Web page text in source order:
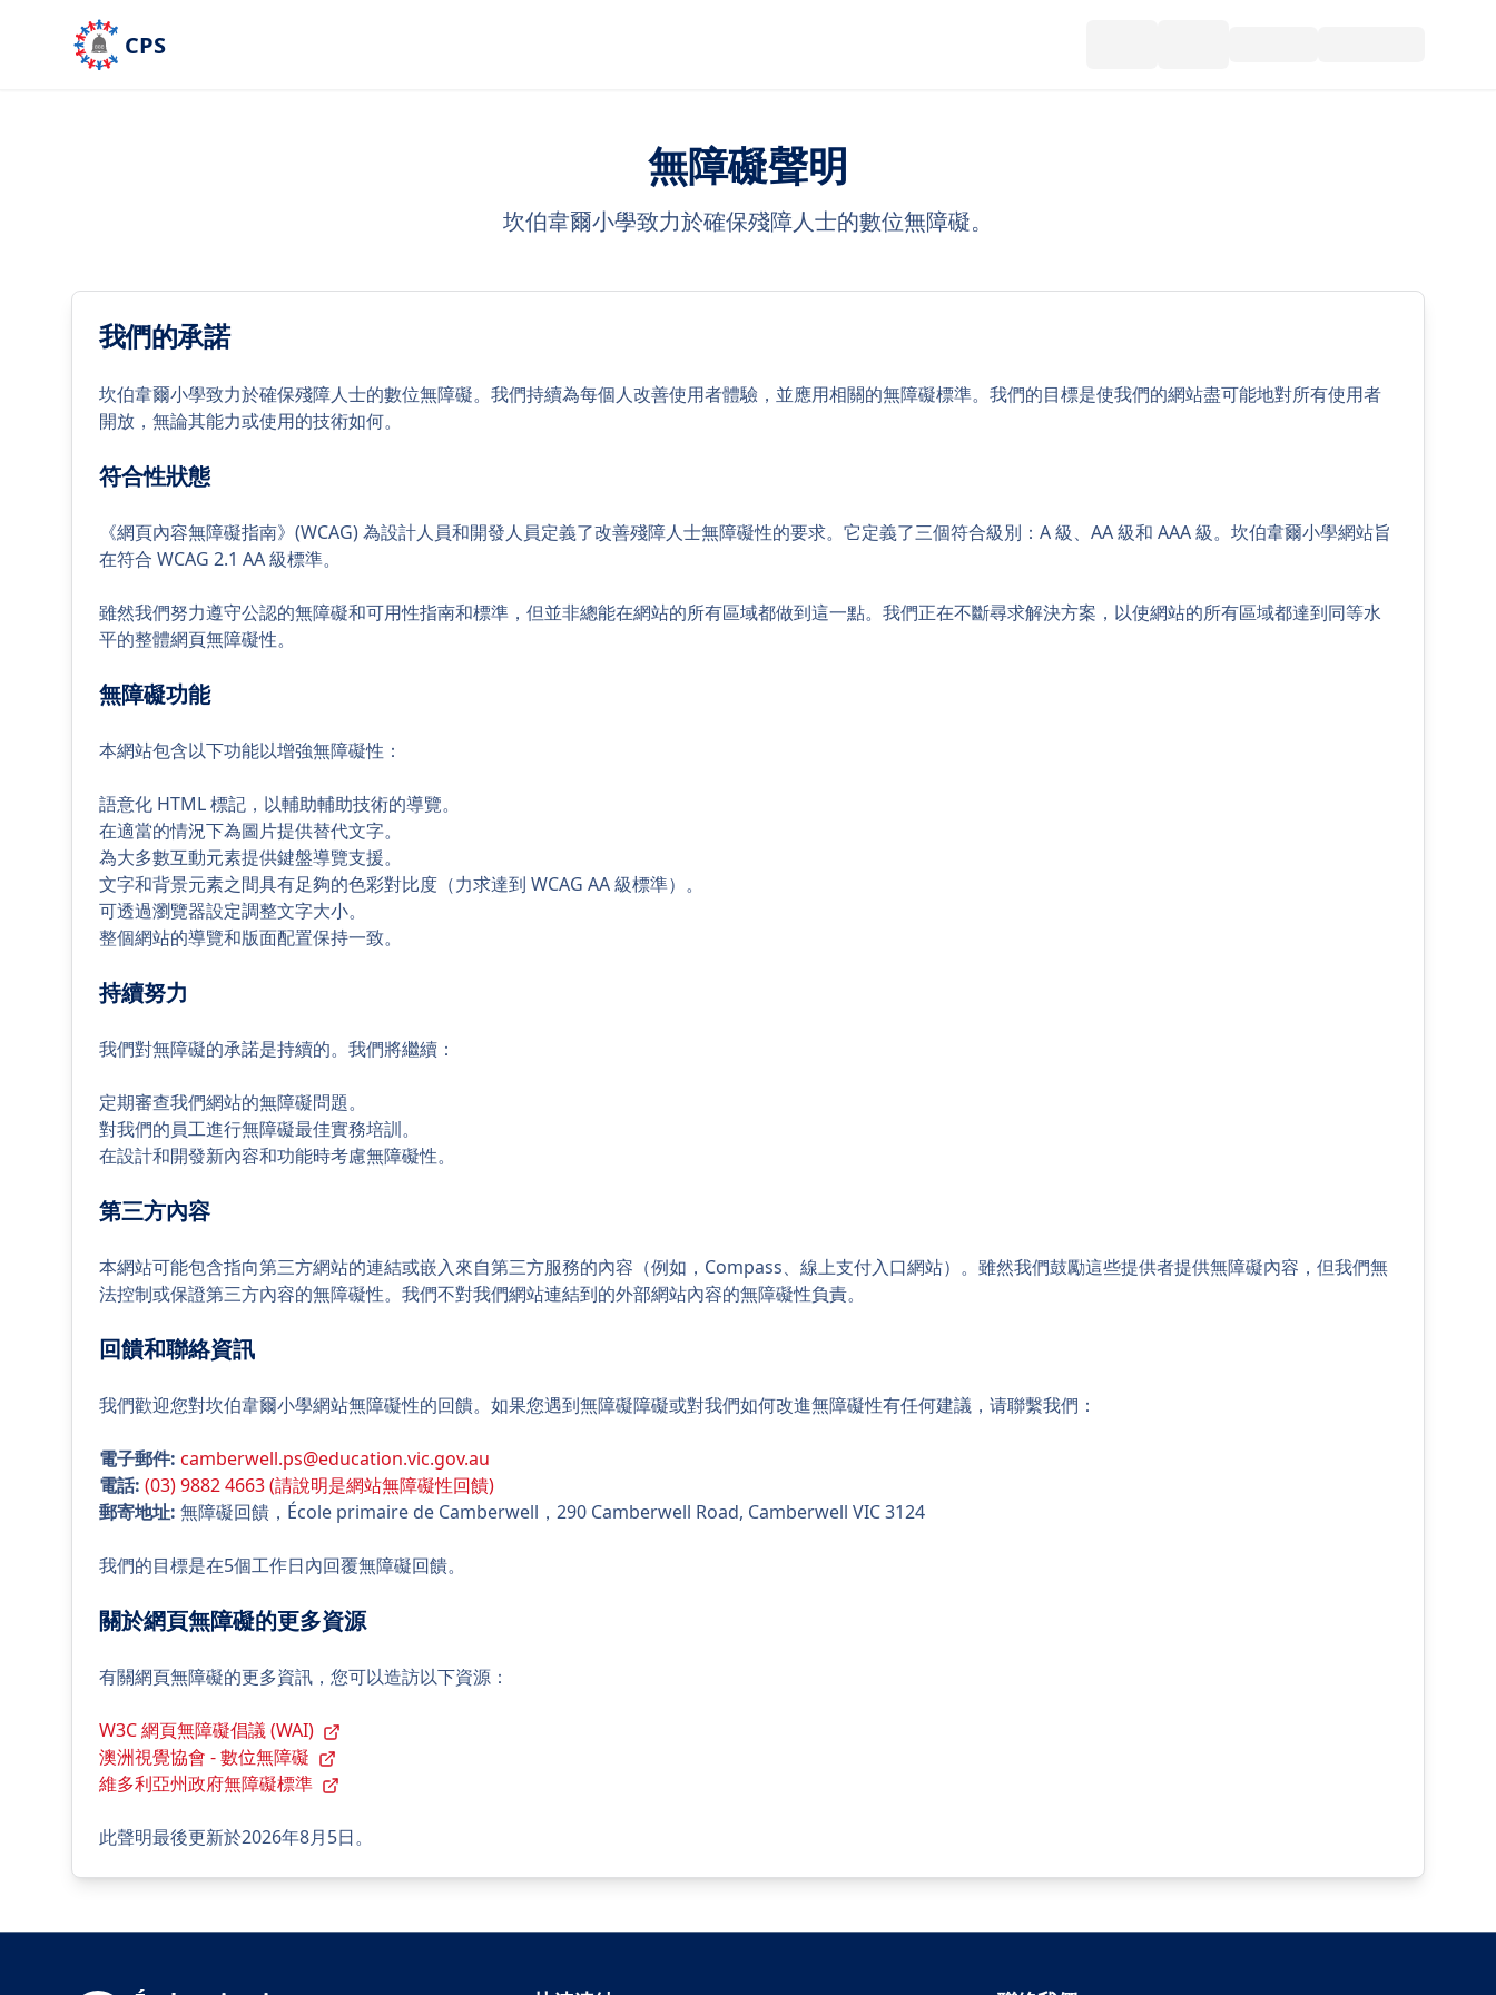
CPS
無障礙聲明
坎伯韋爾小學致力於確保殘障人士的數位無障礙。
我們的承諾
坎伯韋爾小學致力於確保殘障人士的數位無障礙。我們持續為每個人改善使用者體驗，並應用相關的無障礙標準。我們的目標是使我們的網站盡可能地對所有使用者
開放，無論其能力或使用的技術如何。
符合性狀態
《網頁內容無障礙指南》(WCAG) 為設計人員和開發人員定義了改善殘障人士無障礙性的要求。它定義了三個符合級別：A 級、AA 級和 AAA 級。坎伯韋爾小學網站旨
在符合 WCAG 2.1 AA 級標準。
雖然我們努力遵守公認的無障礙和可用性指南和標準，但並非總能在網站的所有區域都做到這一點。我們正在不斷尋求解決方案，以使網站的所有區域都達到同等水
平的整體網頁無障礙性。
無障礙功能
本網站包含以下功能以增強無障礙性：
語意化 HTML 標記，以輔助輔助技術的導覽。
在適當的情況下為圖片提供替代文字。
為大多數互動元素提供鍵盤導覽支援。
文字和背景元素之間具有足夠的色彩對比度（力求達到 WCAG AA 級標準）。
可透過瀏覽器設定調整文字大小。
整個網站的導覽和版面配置保持一致。
持續努力
我們對無障礙的承諾是持續的。我們將繼續：
定期審查我們網站的無障礙問題。
對我們的員工進行無障礙最佳實務培訓。
在設計和開發新內容和功能時考慮無障礙性。
第三方內容
本網站可能包含指向第三方網站的連結或嵌入來自第三方服務的內容（例如，Compass、線上支付入口網站）。雖然我們鼓勵這些提供者提供無障礙內容，但我們無
法控制或保證第三方內容的無障礙性。我們不對我們網站連結到的外部網站內容的無障礙性負責。
回饋和聯絡資訊
我們歡迎您對坎伯韋爾小學網站無障礙性的回饋。如果您遇到無障礙障礙或對我們如何改進無障礙性有任何建議，请聯繫我們：
電子郵件: camberwell.ps@education.vic.gov.au
電話: (03) 9882 4663 (請說明是網站無障礙性回饋)
郵寄地址: 無障礙回饋，École primaire de Camberwell，290 Camberwell Road, Camberwell VIC 3124
我們的目標是在5個工作日內回覆無障礙回饋。
關於網頁無障礙的更多資源
有關網頁無障礙的更多資訊，您可以造訪以下資源：
W3C 網頁無障礙倡議 (WAI)
澳洲視覺協會 - 數位無障礙
維多利亞州政府無障礙標準
此聲明最後更新於2026年8月5日。